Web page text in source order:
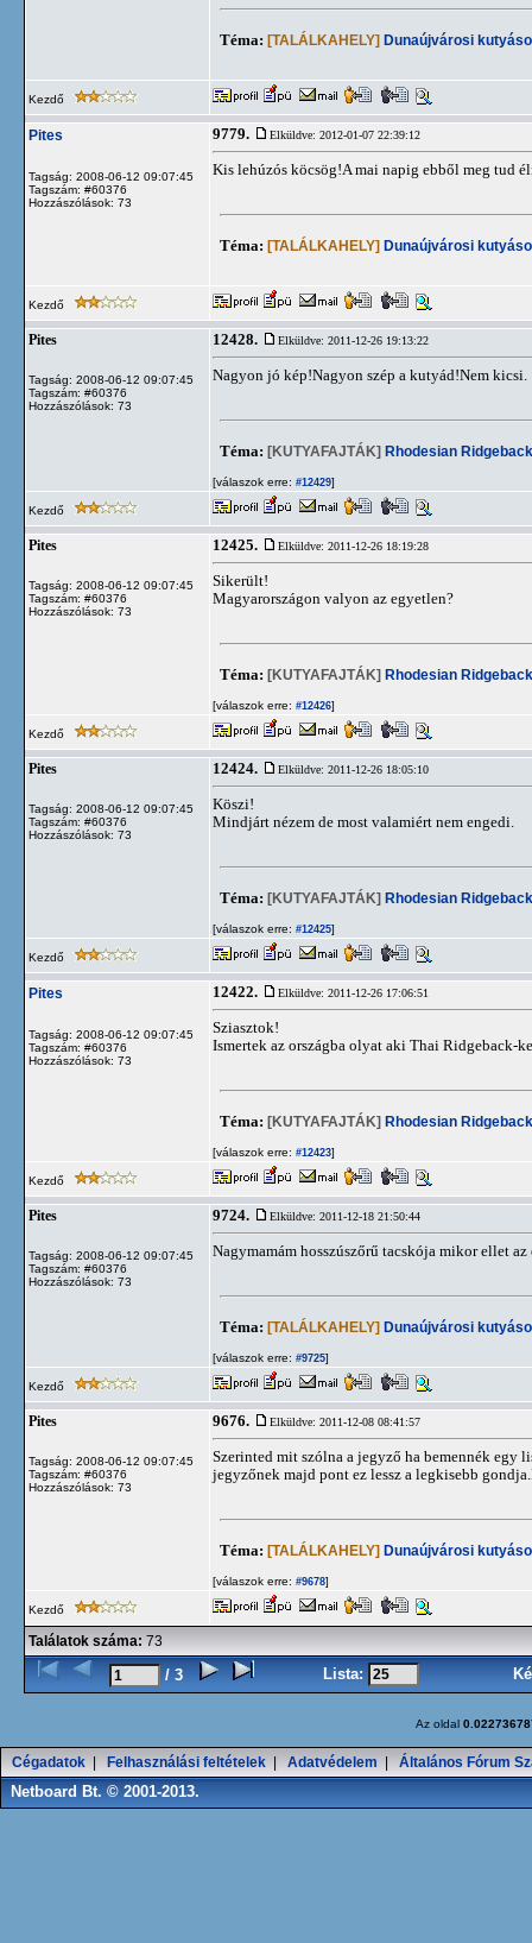
Téma: [TALÁLKAHELY] Dunaújvárosi
Kezdő
Pites
Tagság: 2008-06-12 09:07:45
Tagszám: #60376
Hozzászólások: 73
9779. Elküldve: 2012-01-07 22:39:12
Kis lehúzós köcsög!A mai napig ebből meg tud
Téma: [TALÁLKAHELY] Dunaújvárosi
Kezdő
Pites
Tagság: 2008-06-12 09:07:45
Tagszám: #60376
Hozzászólások: 73
12428. Elküldve: 2011-12-26 19:13:22
Nagyon jó kép!Nagyon szép a kutyád!Nem kicsi.
Téma: [KUTYAFAJTÁK] Rhodesian Ridgeback
[válaszok erre: #12429]
Kezdő
Pites
Tagság: 2008-06-12 09:07:45
Tagszám: #60376
Hozzászólások: 73
12425. Elküldve: 2011-12-26 18:19:28
Sikerült!
Magyarországon valyon az egyetlen?
Téma: [KUTYAFAJTÁK] Rhodesian Ridgeback
[válaszok erre: #12426]
Kezdő
Pites
Tagság: 2008-06-12 09:07:45
Tagszám: #60376
Hozzászólások: 73
12424. Elküldve: 2011-12-26 18:05:10
Köszi!
Mindjárt nézem de most valamiért nem engedi.
Téma: [KUTYAFAJTÁK] Rhodesian Ridgeback
[válaszok erre: #12425]
Kezdő
Pites
Tagság: 2008-06-12 09:07:45
Tagszám: #60376
Hozzászólások: 73
12422. Elküldve: 2011-12-26 17:06:51
Sziasztok!
Ismertek az országba olyat aki Thai Ridgeback-
Téma: [KUTYAFAJTÁK] Rhodesian Ridgeback
[válaszok erre: #12423]
Kezdő
Pites
Tagság: 2008-06-12 09:07:45
Tagszám: #60376
Hozzászólások: 73
9724. Elküldve: 2011-12-18 21:50:44
Nagymamám hosszúszőrű tacskója mikor ellet
Téma: [TALÁLKAHELY] Dunaújvárosi
[válaszok erre: #9725]
Kezdő
Pites
Tagság: 2008-06-12 09:07:45
Tagszám: #60376
Hozzászólások: 73
9676. Elküldve: 2011-12-08 08:41:57
Szerinted mit szólna a jegyző ha bemennék egy
jegyzőnek majd pont ez lessz a legkisebb
Téma: [TALÁLKAHELY] Dunaújvárosi
[válaszok erre: #9678]
Kezdő
Találatok száma: 73
/ 3 Lista:
Az oldal
Cégadatok Felhasználási feltételek Adatvédelem Általános Fórum
Netboard Bt. © 2001-2013.